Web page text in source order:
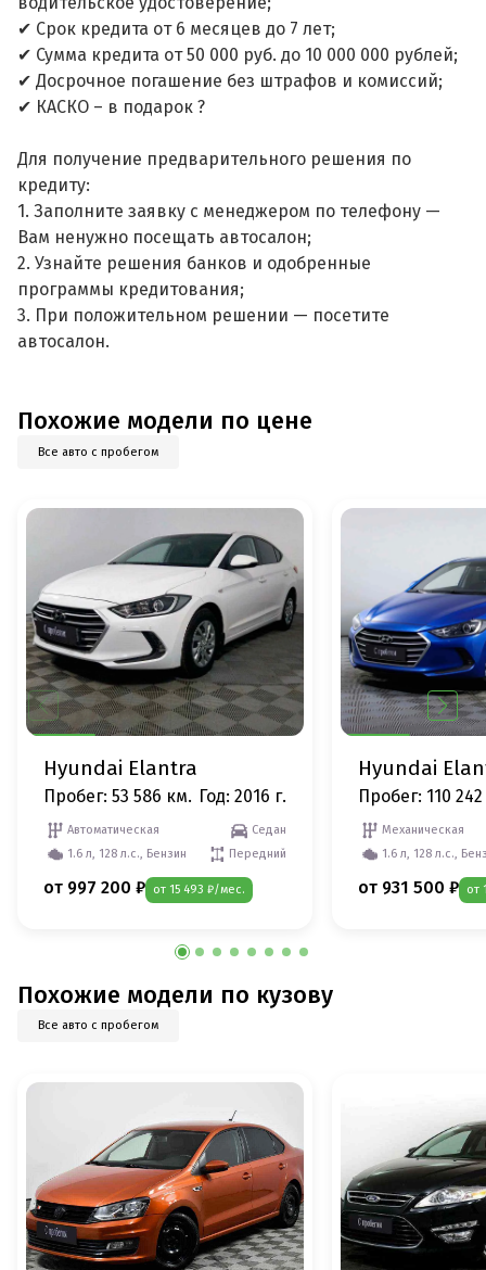
✔ Срок кредита от 6 месяцев до 7 лет;
✔ Сумма кредита от 50 000 руб. до 10 000 000 рублей;
✔ Досрочное погашение без штрафов и комиссий;
✔ КАСКО – в подарок ?
Для получение предварительного решения по
кредиту:
1. Заполните заявку с менеджером по телефону —
Вам ненужно посещать автосалон;
2. Узнайте решения банков и одобренные
программы кредитования;
3. При положительном решении — посетите
автосалон.
Похожие модели по цене
Все авто с пробегом
Hyundai Elantra
Пробег: 53 586 км. Год: 2016 г.
Автоматическая
Седан
1.6 л, 128 л.с., Бензин
Передний
от 997 200 ₽ от 15 493 ₽/мес.
Hyundai
Пробег: 110
Механическая
1.6 л, 128 л.с.,
от 931 500 ₽ от
Похожие модели по кузову
Все авто с пробегом